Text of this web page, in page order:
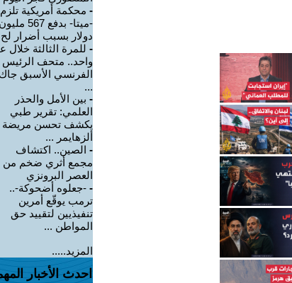
- محكمة أمريكية تلزم
-ميتا- بدفع 567 مليون
دولار بسبب أضرار
- للمرة الثالثة خلال
واحد.. متحف الرئيس
الفرنسي الأسبق جاك
...
- بين الأمل والحذر
العلمي: تقرير طبي
يكشف تحسن مريضة
ألزهايمر ...
- الصين.. اكتشاف
مجمع أثري ضخم من
العصر البرونزي
- -جعلوه أضحوكة-..
ترمب يوقّع أمرين
تنفيذيين لتقييد حق
المواطن ...
المزيد.....
احدث الأخبار